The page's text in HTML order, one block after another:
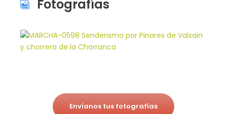
Fotografías
Envíanos tus fotografías